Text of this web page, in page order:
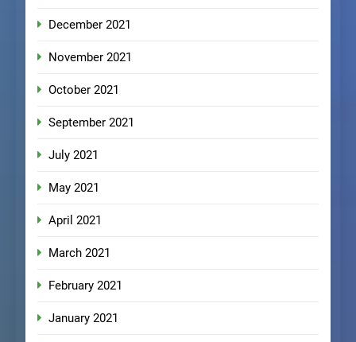
December 2021
November 2021
October 2021
September 2021
July 2021
May 2021
April 2021
March 2021
February 2021
January 2021